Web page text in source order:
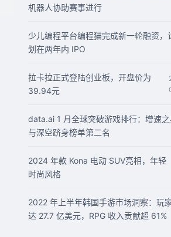
机器人协助赛事进行
少儿编程平台编程猫完成新一轮融资，
划在两年内 IPO
拉卡拉正式登陆创业板，开盘价为
39.94元
data.ai 1 月全球突破游戏排行：增速之
与深空跻身榜单第二名
2024 年款 Kona 电动 SUV亮相，年轻
时尚风格
2022 年上半年韩国手游市场洞察：玩
达 27.7 亿美元，RPG 收入贡献超 61%